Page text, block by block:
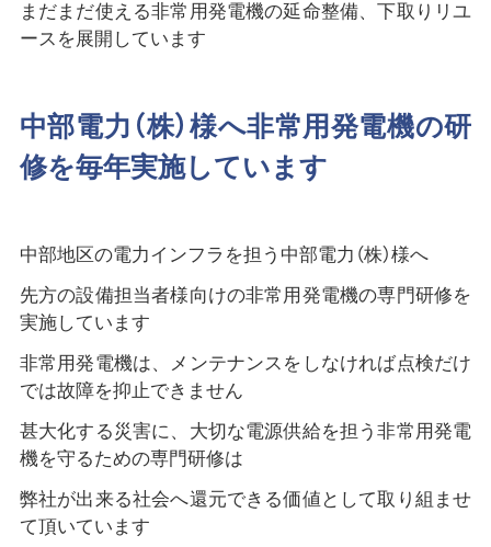
まだまだ使える非常用発電機の延命整備、下取りリユ
ースを展開しています
中部電力（株）様へ非常用発電機の研
修を毎年実施しています
中部地区の電力インフラを担う中部電力（株）様へ
先方の設備担当者様向けの非常用発電機の専門研修を
実施しています
非常用発電機は、メンテナンスをしなければ点検だけ
では故障を抑止できません
甚大化する災害に、大切な電源供給を担う非常用発電
機を守るための専門研修は
弊社が出来る社会へ還元できる価値として取り組ませ
て頂いています